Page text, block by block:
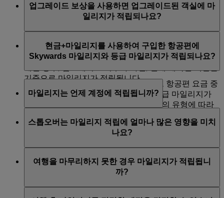
신 사용하는 환금 성격의 항공권이기 때문에 Skywards
마일리지와 등급 마일리지가 적립되지 않습니다.
업그레이드 보상을 사용하면 업그레이드된 객실에 마
일리지가 적립되나요?
에는 업그레이드된 객실에 Skywards 마일리지와 등급 마
일리지가 적립되지 않습니다. 원래 예약이 현금으로 결
기준으로 마일리지가 적립됩니다.
현금+마일리지를 사용하여 구입한 항공편에
Skywards 마일리지와 등급 마일리지가 적립되나요?
유류 할증료, 세금 및 수수료를 제외하고 항공편 요금 중
현금 결제분에 Skywards 마일리지 및 등급 마일리지가
적립됩니다. 적립 비율은 구입한 항공권의 유형에 따라
기타 FFP/우대 프로그램에 마일리지를 적립할 수 없습니
적립되지 않습니다.
마일리지는 언제 계정에 적립됩니까?
편을 타고 실제로 이동한 후 계정에 적립됩니다. 출국 항
공편 및 귀국 항공편에 대한 마일리지 적립은 각각의 항
던 귀환 직후 각각 마일리지가 적립됩니다.
스톱오버는 마일리지 적립에 얼마나 많은 영향을 미치
나요?
영향을 미치지 않습니다. 런던에서 시드니로 가는 여행
중 두바이에서 스톱오버했다고 해도 시드니에 도착 후에
여행을 마무리하지 못한 경우 마일리지가 적립됩니
까?